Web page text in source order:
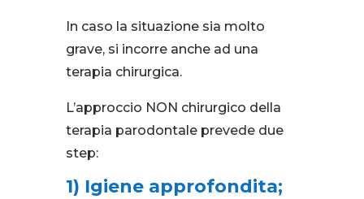
In caso la situazione sia molto
grave, si incorre anche ad una
terapia chirurgica.
L’approccio NON chirurgico della
terapia parodontale prevede due
step:
1) Igiene approfondita;